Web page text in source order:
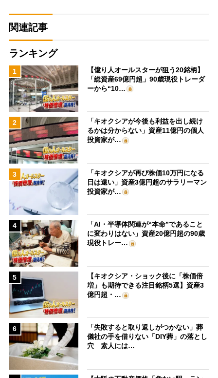
関連記事
ランキング
1
【億り人オールスターが狙う20銘柄】
「総資産69億円超」90歳現役トレーダ
ーから“10…
2
「キオクシアが今後も利益を出し続け
るかは分からない」資産11億円の個人
投資家が…
3
「キオクシアが再び株価10万円になる
日は遠い」資産3億円超のサラリーマン
投資家が…
4
「AI・半導体関連が“本命”であること
に変わりはない」資産20億円超の90歳
現役トレー…
5
【キオクシア・ショック後に「株価倍
増」も期待できる注目銘柄5選】資産3
億円超・…
6
「失敗すると取り返しがつかない」葬
儀社の手を借りない「DIY葬」の落とし
穴 素人には…